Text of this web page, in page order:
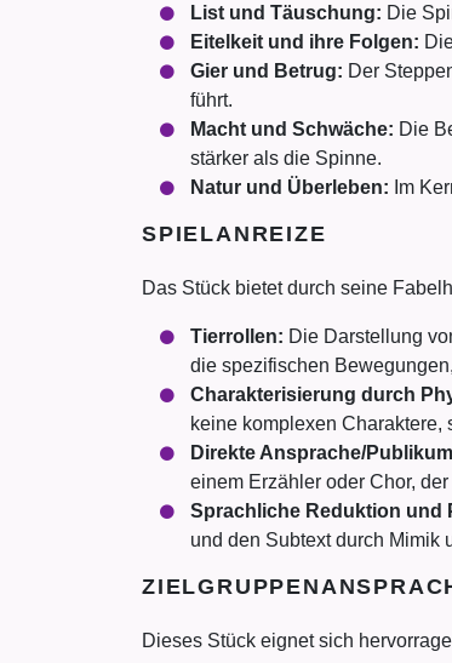
List und Täuschung: Die
Eitelkeit und ihre Folgen:
Gier und Betrug: Der
führt.
Macht und Schwäche: Die
stärker als die Spinne.
Natur und Überleben: Im
SPIELANREIZE
Das Stück bietet durch seine
Tierrollen: Die Darstellung
die spezifischen
Charakterisierung durch
keine komplexen Charaktere,
Direkte Ansprache/
einem Erzähler oder Chor,
Sprachliche Reduktion und
und den Subtext durch Mimik
Dieses Stück eignet sich